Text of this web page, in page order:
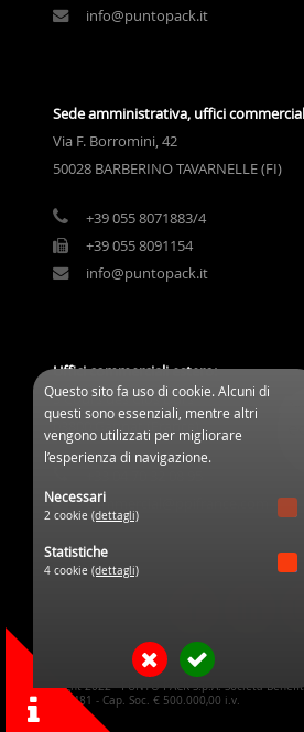
info@puntopack.it
Sede amministrativa, uffici
Via F. Borromini, 42
50028 BARBERINO TAVARNELLE (FI)
+39 055 8071883/4
+39 055 8091154
info@puntopack.it
Uffici commerciali estero:
3 Cours des Clos Durs
03800 Gannat (France)
commercial@ppifrance.com
© Copyright 2022 - PUNTO PACK S.p.A. Società
05170190481 - Cap. Soc. € 500.000,00 i.v.
Questo sito fa uso di cookie. Alcuni di
questi sono essenziali, mentre altri
vengono utilizzati per migliorare
l’esperienza di navigazione.
Necessari
2 cookie (dettagli)
Statistiche
4 cookie (dettagli)